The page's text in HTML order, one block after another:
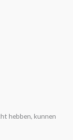
hebben, kunnen